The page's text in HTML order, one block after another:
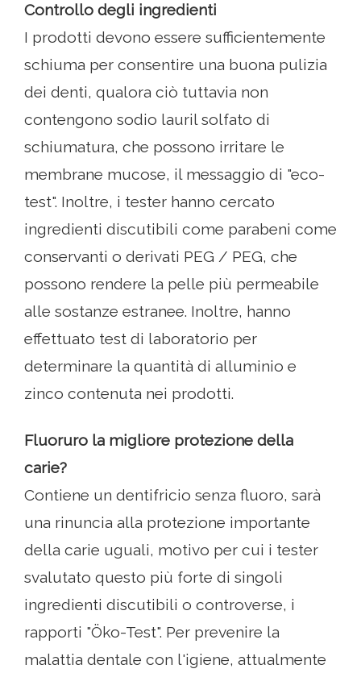
Controllo degli ingredienti
I prodotti devono essere sufficientemente
schiuma per consentire una buona pulizia
dei denti, qualora ciò tuttavia non
contengono sodio lauril solfato di
schiumatura, che possono irritare le
membrane mucose, il messaggio di "eco-
test". Inoltre, i tester hanno cercato
ingredienti discutibili come parabeni come
conservanti o derivati ​​PEG / PEG, che
possono rendere la pelle più permeabile
alle sostanze estranee. Inoltre, hanno
effettuato test di laboratorio per
determinare la quantità di alluminio e
zinco contenuta nei prodotti.
Fluoruro la migliore protezione della
carie?
Contiene un dentifricio senza fluoro, sarà
una rinuncia alla protezione importante
della carie uguali, motivo per cui i tester
svalutato questo più forte di singoli
ingredienti discutibili o controverse, i
rapporti "Öko-Test". Per prevenire la
malattia dentale con l'igiene, attualmente